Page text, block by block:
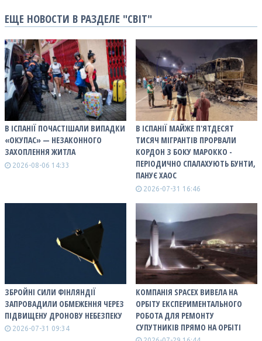
ЕЩЕ НОВОСТИ В РАЗДЕЛЕ "СВІТ"
В ІСПАНІЇ ПОЧАСТІШАЛИ ВИПАДКИ
«ОКУПАС» — НЕЗАКОННОГО
ЗАХОПЛЕННЯ ЖИТЛА
2026-08-06 14:33
В ІСПАНІЇ МАЙЖЕ П'ЯТДЕСЯТ
ТИСЯЧ МІГРАНТІВ ПРОРВАЛИ
КОРДОН З БОКУ МАРОККО -
ПЕРІОДИЧНО СПАЛАХУЮТЬ БУНТИ,
ПАНУЄ ХАОС
2026-07-31 16:46
ЗБРОЙНІ СИЛИ ФІНЛЯНДІЇ
ЗАПРОВАДИЛИ ОБМЕЖЕННЯ ЧЕРЕЗ
ПІДВИЩЕНУ ДРОНОВУ НЕБЕЗПЕКУ
2026-07-31 09:34
КОМПАНІЯ SPACEX ВИВЕЛА НА
ОРБІТУ ЕКСПЕРИМЕНТАЛЬНОГО
РОБОТА ДЛЯ РЕМОНТУ
СУПУТНИКІВ ПРЯМО НА ОРБІТІ